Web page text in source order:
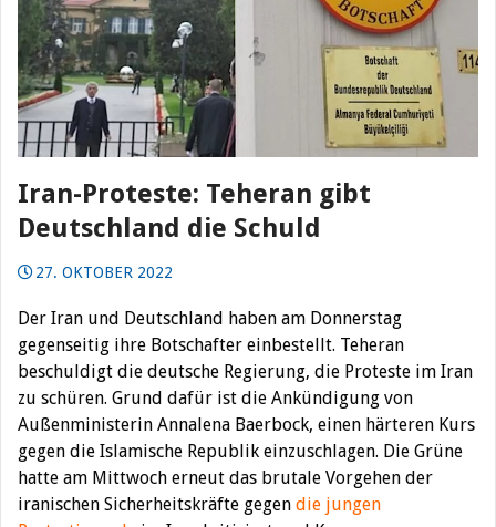
Iran-Proteste: Teheran gibt
Deutschland die Schuld
27. OKTOBER 2022
Der Iran und Deutschland haben am Donnerstag
gegenseitig ihre Botschafter einbestellt. Teheran
beschuldigt die deutsche Regierung, die Proteste im Iran
zu schüren. Grund dafür ist die Ankündigung von
Außenministerin Annalena Baerbock, einen härteren Kurs
gegen die Islamische Republik einzuschlagen. Die Grüne
hatte am Mittwoch erneut das brutale Vorgehen der
iranischen Sicherheitskräfte gegen die jungen